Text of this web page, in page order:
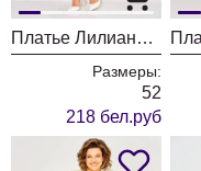
Платье Лилиана 1548 полынь
Размеры:
52
218 бел.руб